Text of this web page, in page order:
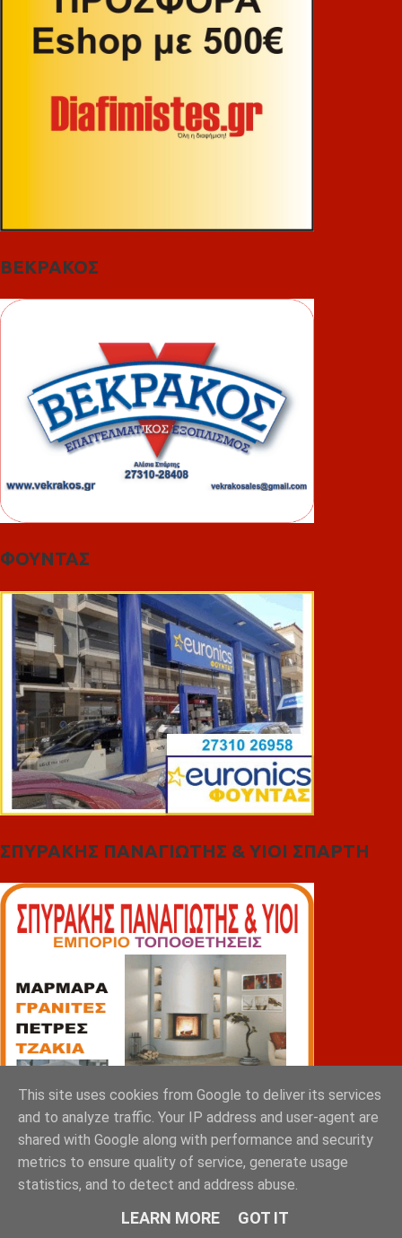
ΒΕΚΡΑΚΟΣ
ΦΟΥΝΤΑΣ
ΣΠΥΡΑΚΗΣ ΠΑΝΑΓΙΩΤΗΣ & YIOI ΣΠΑΡΤΗ
This site uses cookies from Google to deliver its services
and to analyze traffic. Your IP address and user-agent are
shared with Google along with performance and security
metrics to ensure quality of service, generate usage
statistics, and to detect and address abuse.
LEARN MORE GOT IT